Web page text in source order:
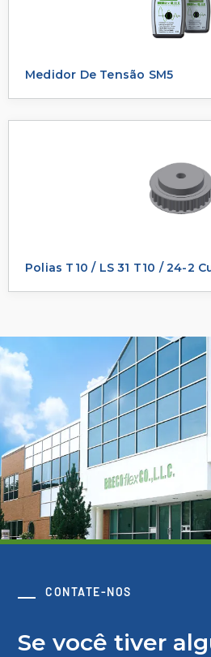
Medidor De Tensão SM5
Polias T10 / LS 31 T10 / 24-2
CONTATE-NOS
Se você tiver